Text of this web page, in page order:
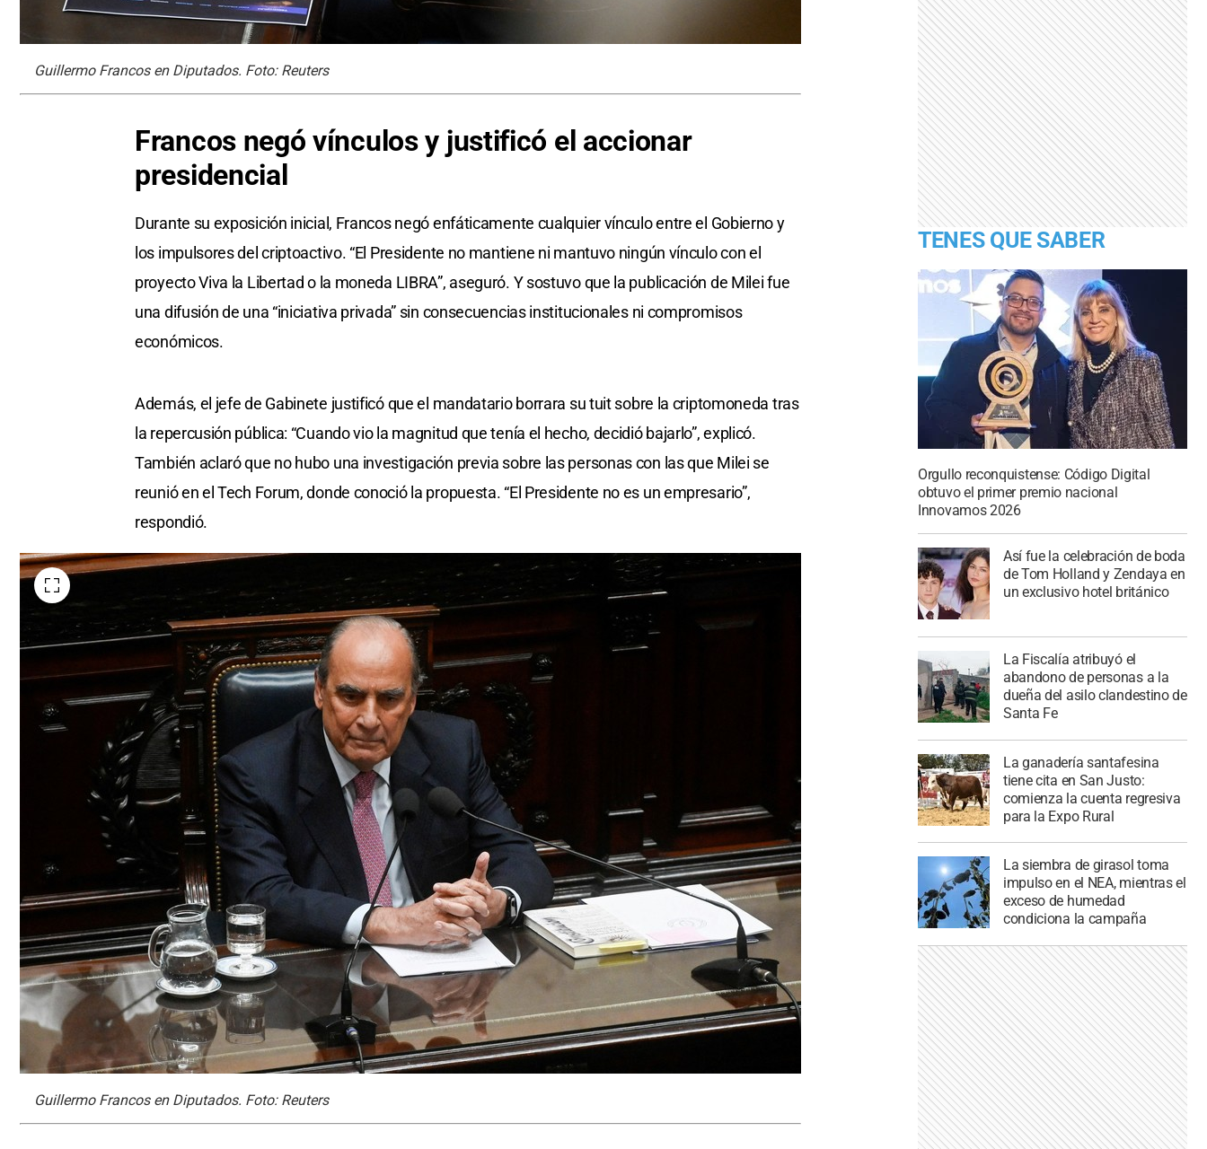
Guillermo Francos en Diputados. Foto: Reuters
Francos negó vínculos y justificó el accionar
presidencial
Durante su exposición inicial, Francos negó enfáticamente cualquier vínculo entre el Gobierno y
los impulsores del criptoactivo. “El Presidente no mantiene ni mantuvo ningún vínculo con el
proyecto Viva la Libertad o la moneda LIBRA”, aseguró. Y sostuvo que la publicación de Milei fue
una difusión de una “iniciativa privada” sin consecuencias institucionales ni compromisos
económicos.
Además, el jefe de Gabinete justificó que el mandatario borrara su tuit sobre la criptomoneda tras
la repercusión pública: “Cuando vio la magnitud que tenía el hecho, decidió bajarlo”, explicó.
También aclaró que no hubo una investigación previa sobre las personas con las que Milei se
reunió en el Tech Forum, donde conoció la propuesta. “El Presidente no es un empresario”,
respondió.
Guillermo Francos en Diputados. Foto: Reuters
TENES QUE SABER
Orgullo reconquistense: Código Digital
obtuvo el primer premio nacional
Innovamos 2026
Así fue la celebración de boda
de Tom Holland y Zendaya en
un exclusivo hotel británico
La Fiscalía atribuyó el
abandono de personas a la
dueña del asilo clandestino de
Santa Fe
La ganadería santafesina
tiene cita en San Justo:
comienza la cuenta regresiva
para la Expo Rural
La siembra de girasol toma
impulso en el NEA, mientras el
exceso de humedad
condiciona la campaña